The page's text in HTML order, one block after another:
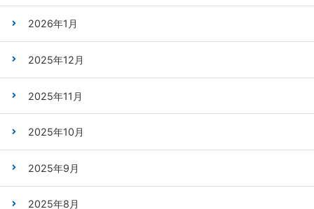
2026年1月
2025年12月
2025年11月
2025年10月
2025年9月
2025年8月